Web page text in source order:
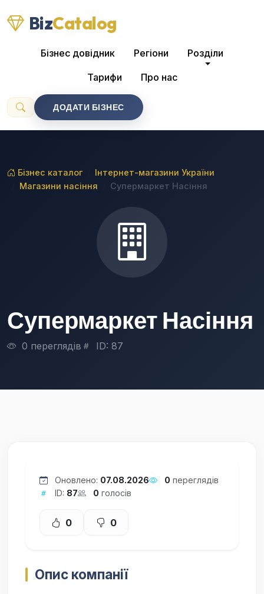
BizCatalog
Бізнес довідник Регіони Розділи
Тарифи Про нас
ДОДАТИ БІЗНЕС
Бізнес каталог
Інтернет-магазини України
Магазини насіння
Супермаркет Насіння
Супермаркет Насіння
0 переглядів ID: 87
Оновлено: 07.08.2026 0 переглядів
ID: 87 0 голосів
0 0
Опис компанії